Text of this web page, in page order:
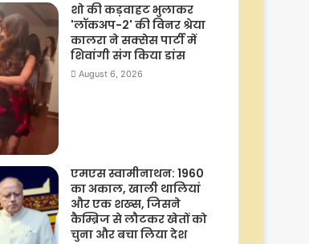
शो की कड़वाहट भुलाकर
'लॉकअप-2' की विनर श्रेया
कालरा ने सक्सेस पार्टी में
शिवांगी संग किया डांस
August 6, 2026
एमएस स्वामीनाथन: 1960
का अकाल, खाली थालियां
और एक शख्स, जिसने
कैम्ब्रिज से लौटकर खेतों को
चुना और बचा लिया देश